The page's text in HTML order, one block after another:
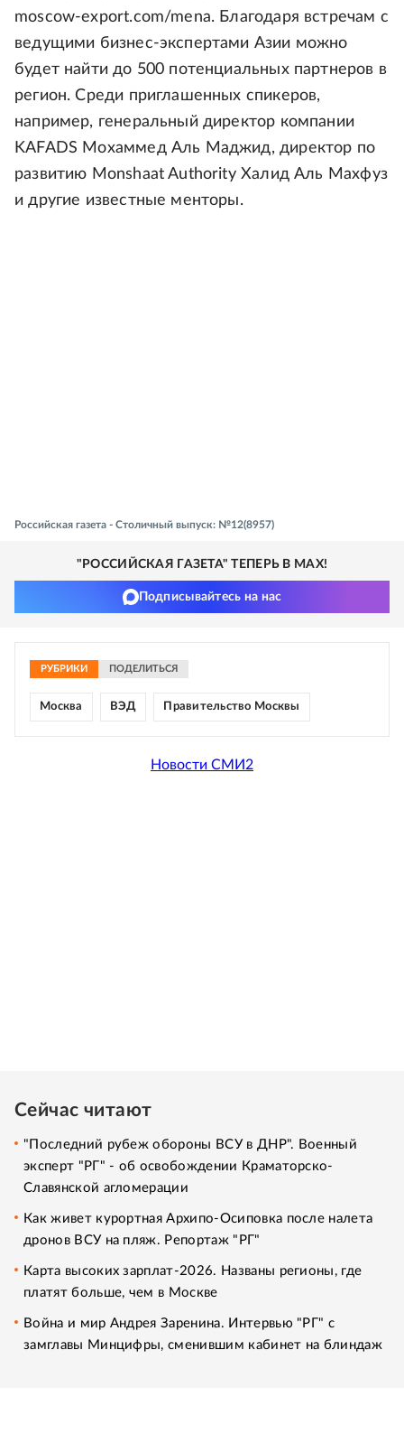
moscow-export.com/mena. Благодаря встречам с
ведущими бизнес-экспертами Азии можно
будет найти до 500 потенциальных партнеров в
регион. Среди приглашенных спикеров,
например, генеральный директор компании
KAFADS Мохаммед Аль Маджид, директор по
развитию Monshaat Authority Халид Аль Махфуз
и другие известные менторы.
Российская газета - Столичный выпуск: №12(8957)
"РОССИЙСКАЯ ГАЗЕТА" ТЕПЕРЬ В MAX!
Подписывайтесь на нас
РУБРИКИ ПОДЕЛИТЬСЯ
Москва ВЭД Правительство Москвы
Новости СМИ2
Сейчас читают
"Последний рубеж обороны ВСУ в ДНР". Военный
эксперт "РГ" - об освобождении Краматорско-
Славянской агломерации
Как живет курортная Архипо-Осиповка после налета
дронов ВСУ на пляж. Репортаж "РГ"
Карта высоких зарплат-2026. Названы регионы, где
платят больше, чем в Москве
Война и мир Андрея Заренина. Интервью "РГ" с
замглавы Минцифры, сменившим кабинет на блиндаж